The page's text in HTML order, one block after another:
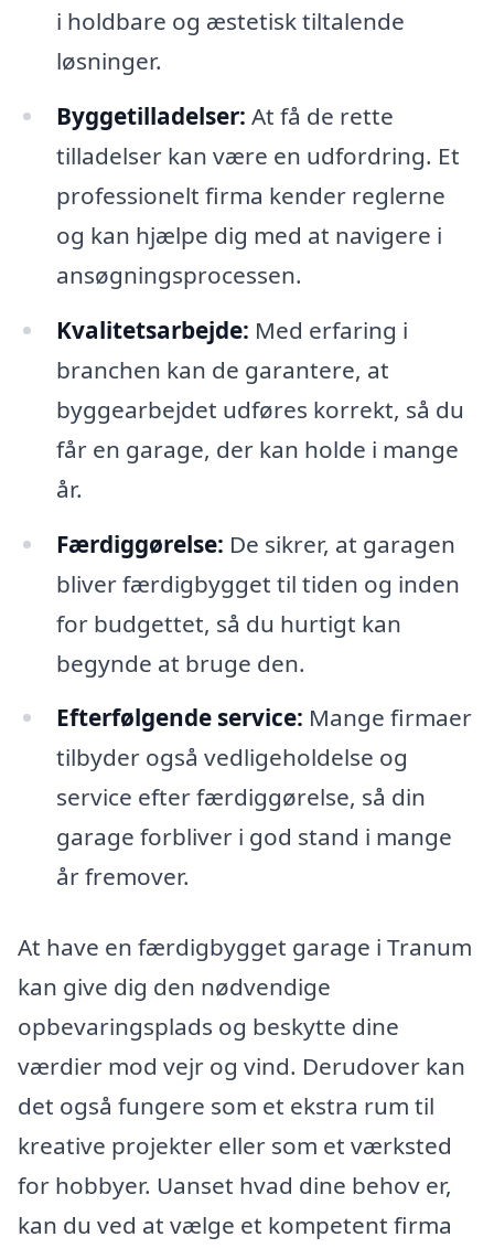
i holdbare og æstetisk tiltalende
løsninger.
Byggetilladelser: At få de rette
tilladelser kan være en udfordring. Et
professionelt firma kender reglerne
og kan hjælpe dig med at navigere i
ansøgningsprocessen.
Kvalitetsarbejde: Med erfaring i
branchen kan de garantere, at
byggearbejdet udføres korrekt, så du
får en garage, der kan holde i mange
år.
Færdiggørelse: De sikrer, at garagen
bliver færdigbygget til tiden og inden
for budgettet, så du hurtigt kan
begynde at bruge den.
Efterfølgende service: Mange firmaer
tilbyder også vedligeholdelse og
service efter færdiggørelse, så din
garage forbliver i god stand i mange
år fremover.
At have en færdigbygget garage i Tranum
kan give dig den nødvendige
opbevaringsplads og beskytte dine
værdier mod vejr og vind. Derudover kan
det også fungere som et ekstra rum til
kreative projekter eller som et værksted
for hobbyer. Uanset hvad dine behov er,
kan du ved at vælge et kompetent firma